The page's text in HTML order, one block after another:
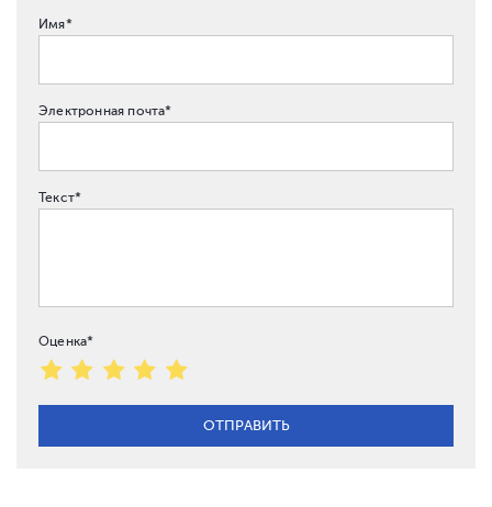
Имя*
Электронная почта*
Текст*
Оценка*